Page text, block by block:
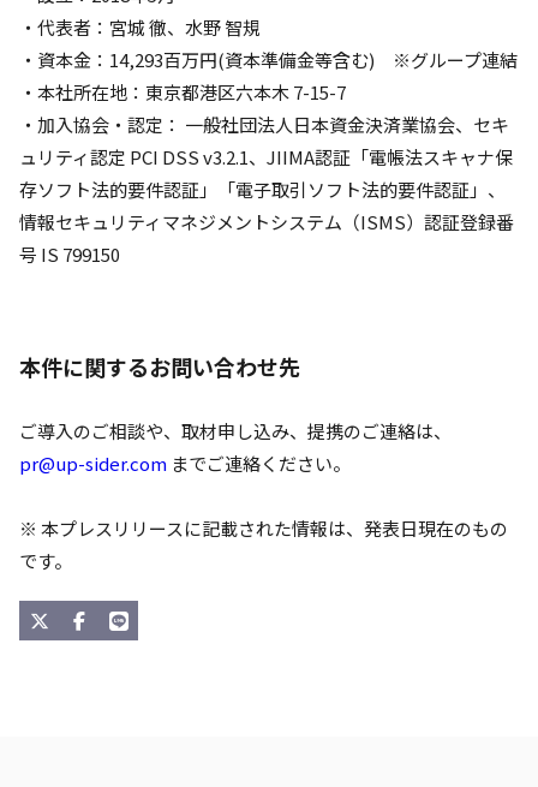
・代表者：宮城 徹、水野 智規
・資本金：14,293百万円(資本準備金等含む) ※グループ連結
・本社所在地：東京都港区六本木 7-15-7
・加入協会・認定： 一般社団法人日本資金決済業協会、セキ
ュリティ認定 PCI DSS v3.2.1、JIIMA認証「電帳法スキャナ保
存ソフト法的要件認証」「電子取引ソフト法的要件認証」、
情報セキュリティマネジメントシステム（ISMS）認証登録番
号 IS 799150
本件に関するお問い合わせ先
ご導入のご相談や、取材申し込み、提携のご連絡は、
pr@up-sider.com までご連絡ください。
※ 本プレスリリースに記載された情報は、発表日現在のもの
です。